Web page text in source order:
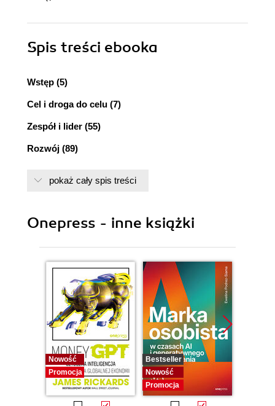
Spis treści ebooka
Wstęp (5)
Cel i droga do celu (7)
Zespół i lider (55)
Rozwój (89)
Życie, chęci, wakacje i emerytura (197)
pokaż cały spis treści
Onepress - inne książki
Nowość
Promocja
Bestseller
Nowość
Promocja